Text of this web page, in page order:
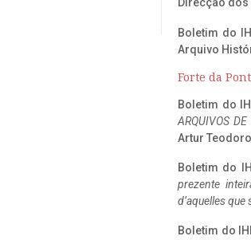
Direcção
Boletim do
Arquivo
Forte da
Boletim do
ARQUIVOS
Artur
Boletim do
prezente
d’aquelles
Boletim do